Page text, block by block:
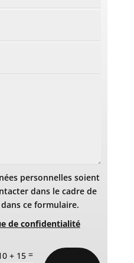
personnelles soient
dans le cadre de
ce formulaire.
de confidentialité
+ 15 =